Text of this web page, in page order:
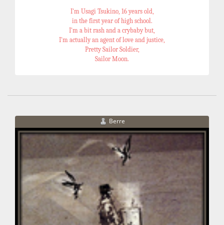
I'm Usagi Tsukino, 16 years old,
in the first year of high school.
I'm a bit rash and a crybaby but,
I'm actually an agent of love and justice,
Pretty Sailor Soldier,
Sailor Moon.
Berre